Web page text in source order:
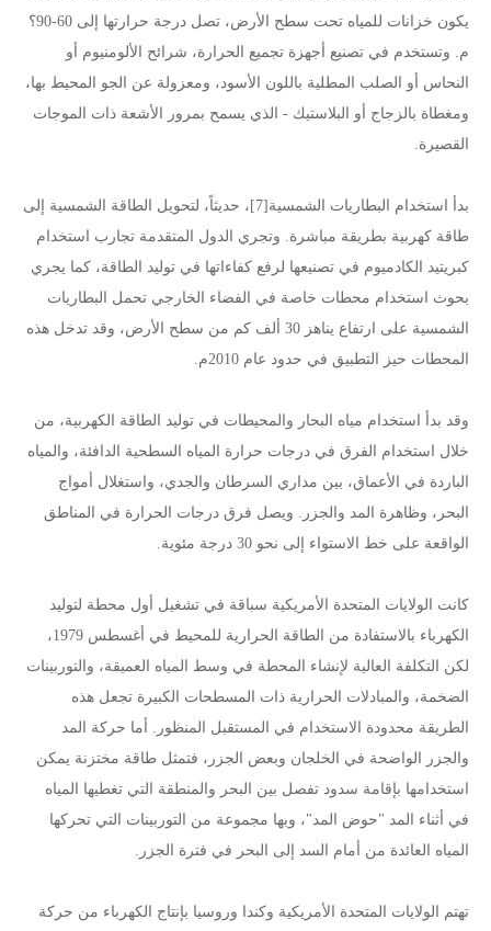
يكون خزانات للمياه تحت سطح الأرض، تصل درجة حرارتها إلى 60-90؟
م. وتستخدم في تصنيع أجهزة تجميع الحرارة، شرائح الألومنيوم أو
النحاس أو الصلب المطلية باللون الأسود، ومعزولة عن الجو المحيط بها،
ومغطاة بالزجاج أو البلاستيك - الذي يسمح بمرور الأشعة ذات الموجات
القصيرة.
بدأ استخدام البطاريات الشمسية[7]، حديثاً، لتحويل الطاقة الشمسية إلى
طاقة كهربية بطريقة مباشرة. وتجري الدول المتقدمة تجارب استخدام
كبريتيد الكادميوم في تصنيعها لرفع كفاءاتها في توليد الطاقة، كما يجري
بحوث استخدام محطات خاصة في الفضاء الخارجي تحمل البطاريات
الشمسية على ارتفاع يناهز 30 ألف كم من سطح الأرض، وقد تدخل هذه
المحطات حيز التطبيق في حدود عام 2010م.
وقد بدأ استخدام مياه البحار والمحيطات في توليد الطاقة الكهربية، من
خلال استخدام الفرق في درجات حرارة المياه السطحية الدافئة، والمياه
الباردة في الأعماق، بين مداري السرطان والجدي، واستغلال أمواج
البحر، وظاهرة المد والجزر. ويصل فرق درجات الحرارة في المناطق
الواقعة على خط الاستواء إلى نحو 30 درجة مئوية.
كانت الولايات المتحدة الأمريكية سباقة في تشغيل أول محطة لتوليد
الكهرباء بالاستفادة من الطاقة الحرارية للمحيط في أغسطس 1979،
لكن التكلفة العالية لإنشاء المحطة في وسط المياه العميقة، والتوربينات
الضخمة، والمبادلات الحرارية ذات المسطحات الكبيرة تجعل هذه
الطريقة محدودة الاستخدام في المستقبل المنظور. أما حركة المد
والجزر الواضحة في الخلجان وبعض الجزر، فتمثل طاقة مختزنة يمكن
استخدامها بإقامة سدود تفصل بين البحر والمنطقة التي تغطيها المياه
في أثناء المد "حوض المد"، وبها مجموعة من التوربينات التي تحركها
المياه العائدة من أمام السد إلى البحر في فترة الجزر.
تهتم الولايات المتحدة الأمريكية وكندا وروسيا بإنتاج الكهرباء من حركة